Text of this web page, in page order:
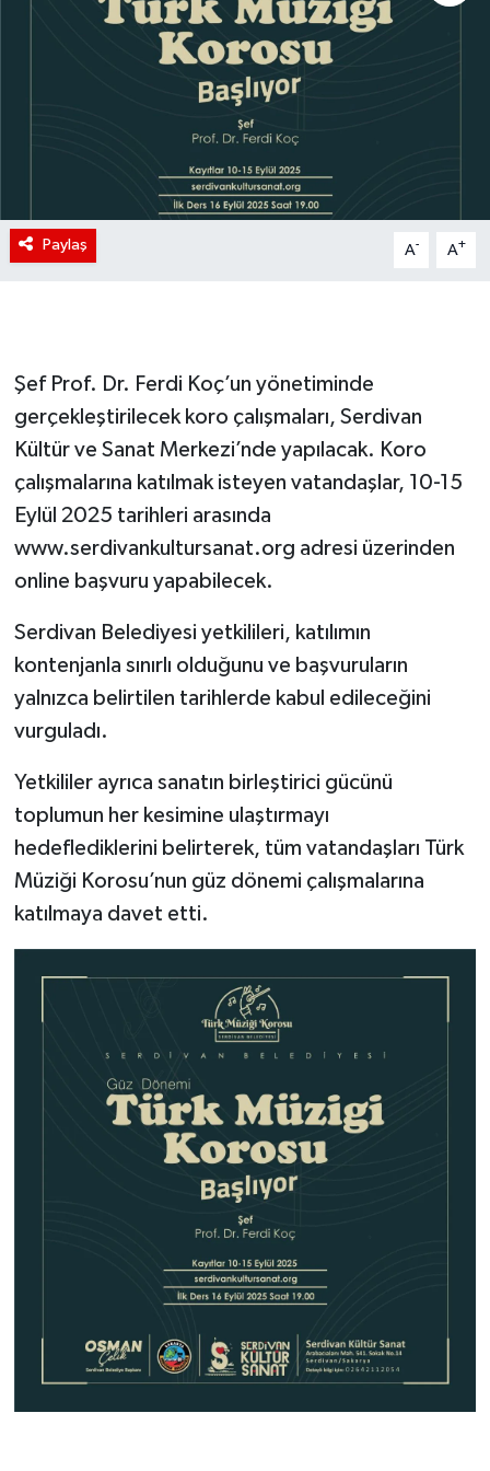
Paylaş A- A+
Şef Prof. Dr. Ferdi Koç’un yönetiminde
gerçekleştirilecek koro çalışmaları, Serdivan
Kültür ve Sanat Merkezi’nde yapılacak. Koro
çalışmalarına katılmak isteyen vatandaşlar, 10-15
Eylül 2025 tarihleri arasında
www.serdivankultursanat.org adresi üzerinden
online başvuru yapabilecek.
Serdivan Belediyesi yetkilileri, katılımın
kontenjanla sınırlı olduğunu ve başvuruların
yalnızca belirtilen tarihlerde kabul edileceğini
vurguladı.
Yetkililer ayrıca sanatın birleştirici gücünü
toplumun her kesimine ulaştırmayı
hedeflediklerini belirterek, tüm vatandaşları Türk
Müziği Korosu’nun güz dönemi çalışmalarına
katılmaya davet etti.